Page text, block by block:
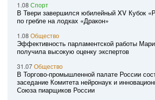
1.08 Спорт
В Твери завершился юбилейный XV Кубок
по гребле на лодках «Дракон»
1.08 Общество
Эффективность парламентской работы
получила высокую оценку экспертов
31.07Общество
В Торгово-промышленной палате России
заседание Комитета нейронаук и
Союза пиарщиков России